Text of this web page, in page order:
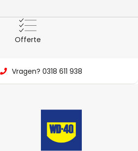
Offerte
Vragen? 0318 611 938